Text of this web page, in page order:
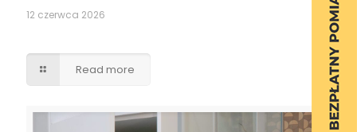
12 czerwca 2026
Read more